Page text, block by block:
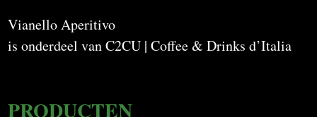
Vianello Aperitivo
is onderdeel van C2CU | Coffee & Drinks d’Italia
PRODUCTEN